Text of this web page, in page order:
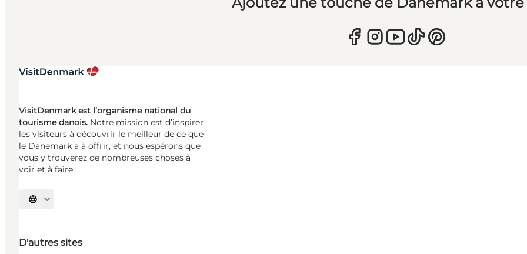
VisitDenmark est l’organisme national du
tourisme danois. Notre mission est d’inspirer
les visiteurs à découvrir le meilleur de ce que
le Danemark a à offrir, et nous espérons que
vous y trouverez de nombreuses choses à
voir et à faire.
Choisissez la langue
D'autres sites